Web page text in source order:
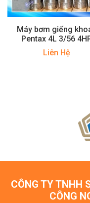
Máy bơm giếng
Pentax 4L 3/56
Liên Hệ
CÔNG TY TNHH
CÔNG